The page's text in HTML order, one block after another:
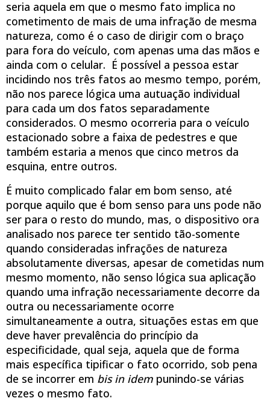
seria aquela em que o mesmo fato implica no
cometimento de mais de uma infração de mesma
natureza, como é o caso de dirigir com o braço
para fora do veículo, com apenas uma das mãos e
ainda com o celular. É possível a pessoa estar
incidindo nos três fatos ao mesmo tempo, porém,
não nos parece lógica uma autuação individual
para cada um dos fatos separadamente
considerados. O mesmo ocorreria para o veículo
estacionado sobre a faixa de pedestres e que
também estaria a menos que cinco metros da
esquina, entre outros.
É muito complicado falar em bom senso, até
porque aquilo que é bom senso para uns pode não
ser para o resto do mundo, mas, o dispositivo ora
analisado nos parece ter sentido tão-somente
quando consideradas infrações de natureza
absolutamente diversas, apesar de cometidas num
mesmo momento, não senso lógica sua aplicação
quando uma infração necessariamente decorre da
outra ou necessariamente ocorre
simultaneamente a outra, situações estas em que
deve haver prevalência do princípio da
especificidade, qual seja, aquela que de forma
mais específica tipificar o fato ocorrido, sob pena
de se incorrer em bis in idem punindo-se várias
vezes o mesmo fato.